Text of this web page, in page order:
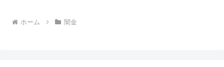
ホーム 闇金